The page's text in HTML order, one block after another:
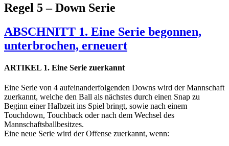
Regel 5 – Down Serie
ABSCHNITT 1. Eine Serie begonnen,
unterbrochen, erneuert
ARTIKEL 1. Eine Serie zuerkannt
Eine Serie von 4 aufeinanderfolgenden Downs wird der Mannschaft
zuerkannt, welche den Ball als nächstes durch einen Snap zu
Beginn einer Halbzeit ins Spiel bringt, sowie nach einem
Touchdown, Touchback oder nach dem Wechsel des
Mannschaftsballbesitzes.
Eine neue Serie wird der Offense zuerkannt, wenn: